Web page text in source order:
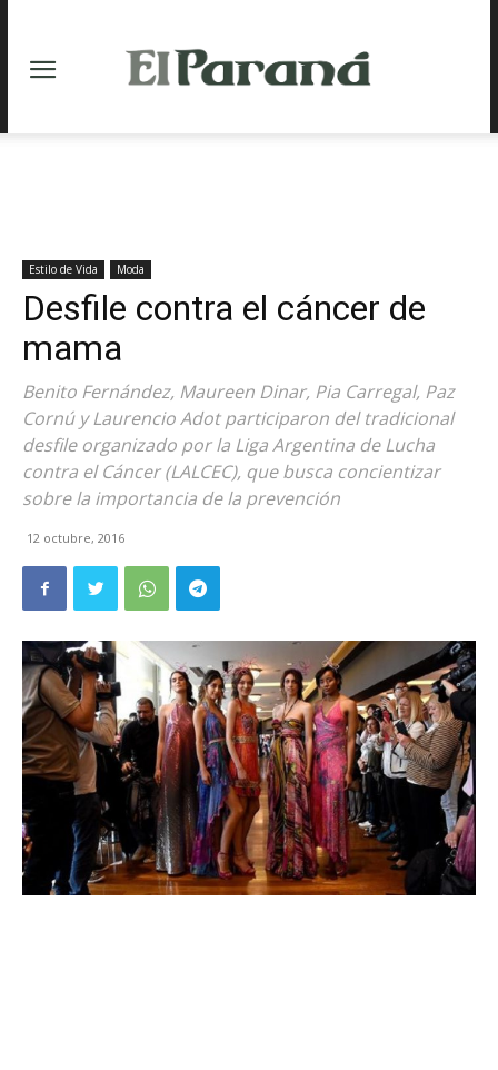
Estilo de Vida Moda
Desfile contra el cáncer de
mama
Benito Fernández, Maureen Dinar, Pia Carregal, Paz
Cornú y Laurencio Adot participaron del tradicional
desfile organizado por la Liga Argentina de Lucha
contra el Cáncer (LALCEC), que busca concientizar
sobre la importancia de la prevención
12 octubre, 2016